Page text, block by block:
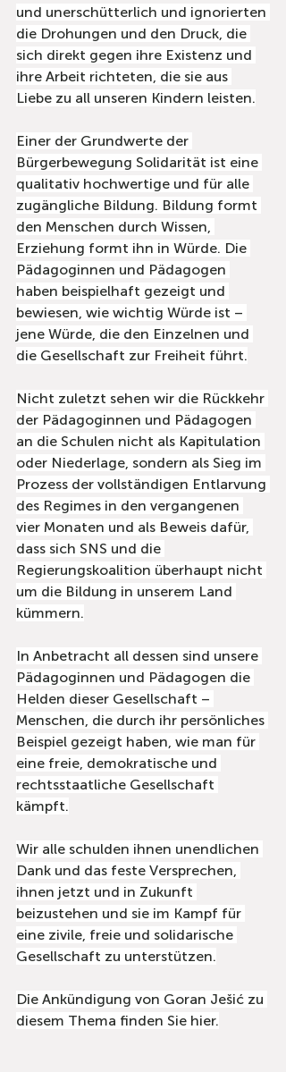
und unerschütterlich und ignorierten
die Drohungen und den Druck, die
sich direkt gegen ihre Existenz und
ihre Arbeit richteten, die sie aus
Liebe zu all unseren Kindern leisten.
Einer der Grundwerte der
Bürgerbewegung Solidarität ist eine
qualitativ hochwertige und für alle
zugängliche Bildung. Bildung formt
den Menschen durch Wissen,
Erziehung formt ihn in Würde. Die
Pädagoginnen und Pädagogen
haben beispielhaft gezeigt und
bewiesen, wie wichtig Würde ist –
jene Würde, die den Einzelnen und
die Gesellschaft zur Freiheit führt.
Nicht zuletzt sehen wir die Rückkehr
der Pädagoginnen und Pädagogen
an die Schulen nicht als Kapitulation
oder Niederlage, sondern als Sieg im
Prozess der vollständigen Entlarvung
des Regimes in den vergangenen
vier Monaten und als Beweis dafür,
dass sich SNS und die
Regierungskoalition überhaupt nicht
um die Bildung in unserem Land
kümmern.
In Anbetracht all dessen sind unsere
Pädagoginnen und Pädagogen die
Helden dieser Gesellschaft –
Menschen, die durch ihr persönliches
Beispiel gezeigt haben, wie man für
eine freie, demokratische und
rechtsstaatliche Gesellschaft
kämpft.
Wir alle schulden ihnen unendlichen
Dank und das feste Versprechen,
ihnen jetzt und in Zukunft
beizustehen und sie im Kampf für
eine zivile, freie und solidarische
Gesellschaft zu unterstützen.
Die Ankündigung von Goran Ješić zu
diesem Thema finden Sie hier.